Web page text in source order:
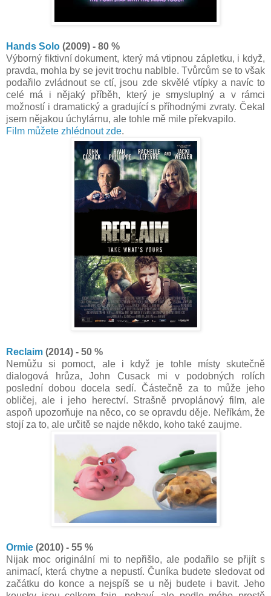
Hands Solo (2009) - 80 %
Výborný fiktivní dokument, který má vtipnou zápletku, i když,
pravda, mohla by se jevit trochu nablble. Tvůrcům se to však
podařilo zvládnout se ctí, jsou zde skvělé vtípky a navíc to
celé má i nějaký příběh, který je smysluplný a v rámci
možností i dramatický a gradující s příhodnými zvraty. Čekal
jsem nějakou úchylárnu, ale tohle mě mile překvapilo.
Film můžete zhlédnout zde.
Reclaim (2014) - 50 %
Nemůžu si pomoct, ale i když je tohle místy skutečně
dialogová hrůza, John Cusack mi v podobných rolích
poslední dobou docela sedí. Částečně za to může jeho
obličej, ale i jeho herectví. Strašně prvoplánový film, ale
aspoň upozorňuje na něco, co se opravdu děje. Neříkám, že
stojí za to, ale určitě se najde někdo, koho také zaujme.
Ormie (2010) - 55 %
Nijak moc originální mi to nepřišlo, ale podařilo se přijít s
animací, která chytne a nepustí. Čuníka budete sledovat od
začátku do konce a nejspíš se u něj budete i bavit. Jeho